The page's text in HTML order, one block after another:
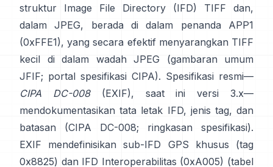
struktur Image File Directory (IFD) TIFF dan,
dalam JPEG, berada di dalam penanda APP1
(0xFFE1), yang secara efektif menyarangkan TIFF
kecil di dalam wadah JPEG (gambaran umum
JFIF; portal spesifikasi CIPA). Spesifikasi resmi—
CIPA DC-008(EXIF), saat ini versi 3.x—
mendokumentasikan tata letak IFD, jenis tag, dan
batasan (CIPA DC-008; ringkasan spesifikasi).
EXIF mendefinisikan sub-IFD GPS khusus (tag
0x8825) dan IFD Interoperabilitas (0xA005) (tabel